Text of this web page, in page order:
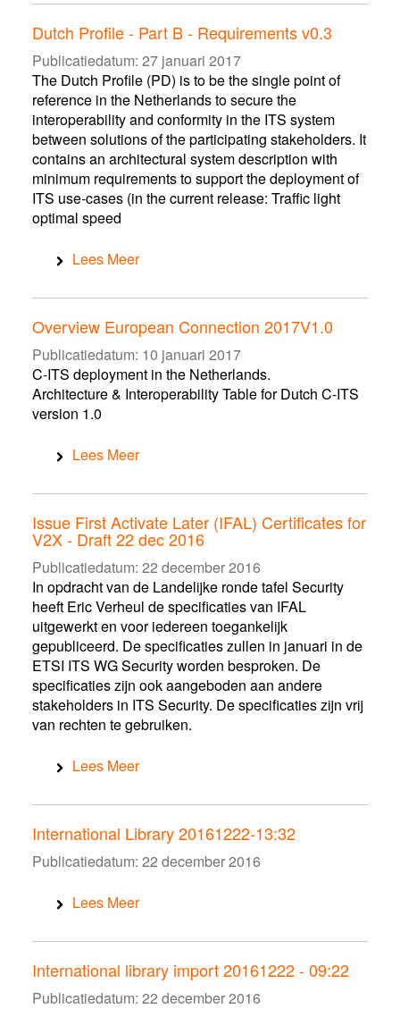
Dutch Profile - Part B - Requirements v0.3
Publicatiedatum: 27 januari 2017
The Dutch Profile (PD) is to be the single point of
reference in the Netherlands to secure the
interoperability and conformity in the ITS system
between solutions of the participating stakeholders. It
contains an architectural system description with
minimum requirements to support the deployment of
ITS use-cases (in the current release: Traffic light
optimal speed
Lees Meer
Overview European Connection 2017V1.0
Publicatiedatum: 10 januari 2017
C-ITS deployment in the Netherlands.
Architecture & Interoperability Table for Dutch C-ITS
version 1.0
Lees Meer
Issue First Activate Later (IFAL) Certificates for
V2X - Draft 22 dec 2016
Publicatiedatum: 22 december 2016
In opdracht van de Landelijke ronde tafel Security
heeft Eric Verheul de specificaties van IFAL
uitgewerkt en voor iedereen toegankelijk
gepubliceerd. De specificaties zullen in januari in de
ETSI ITS WG Security worden besproken. De
specificaties zijn ook aangeboden aan andere
stakeholders in ITS Security. De specificaties zijn vrij
van rechten te gebruiken.
Lees Meer
International Library 20161222-13:32
Publicatiedatum: 22 december 2016
Lees Meer
International library import 20161222 - 09:22
Publicatiedatum: 22 december 2016